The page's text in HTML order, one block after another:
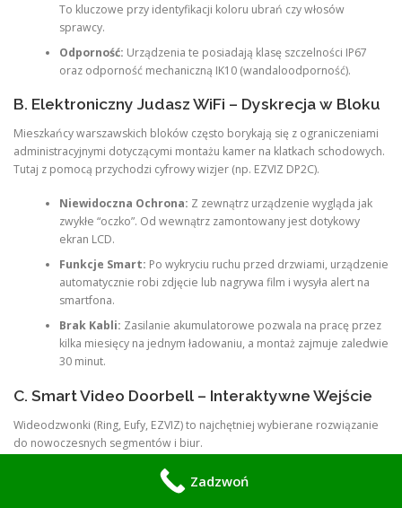
To kluczowe przy identyfikacji koloru ubrań czy włosów
sprawcy.
Odporność: Urządzenia te posiadają klasę szczelności IP67
oraz odporność mechaniczną IK10 (wandaloodporność).
B. Elektroniczny Judasz WiFi – Dyskrecja w Bloku
Mieszkańcy warszawskich bloków często borykają się z ograniczeniami
administracyjnymi dotyczącymi montażu kamer na klatkach schodowych.
Tutaj z pomocą przychodzi cyfrowy wizjer (np. EZVIZ DP2C).
Niewidoczna Ochrona: Z zewnątrz urządzenie wygląda jak
zwykłe “oczko”. Od wewnątrz zamontowany jest dotykowy
ekran LCD.
Funkcje Smart: Po wykryciu ruchu przed drzwiami, urządzenie
automatycznie robi zdjęcie lub nagrywa film i wysyła alert na
smartfona.
Brak Kabli: Zasilanie akumulatorowe pozwala na pracę przez
kilka miesięcy na jednym ładowaniu, a montaż zajmuje zaledwie
30 minut.
C. Smart Video Doorbell – Interaktywne Wejście
Wideodzwonki (Ring, Eufy, EZVIZ) to najchętniej wybierane rozwiązanie
do nowoczesnych segmentów i biur.
Dwukierunkowe Audio: Możesz porozmawiać z kurierem
przez telefon, siedząc na spotkaniu w biurze.
Zadzwoń